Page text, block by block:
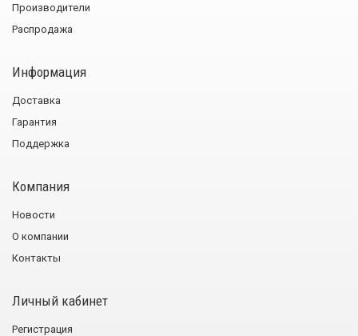
Производители
Распродажа
Информация
Доставка
Гарантия
Поддержка
Компания
Новости
О компании
Контакты
Личный кабинет
Регистрация